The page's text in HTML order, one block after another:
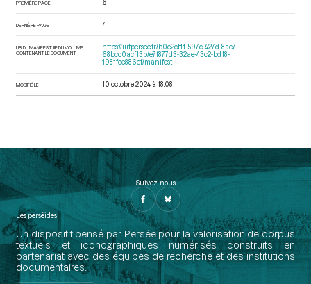
PREMIÈRE PAGE 6
DERNIÈRE PAGE 7
URI DU MANIFEST IIIF DU VOLUME
CONTENANT LE DOCUMENT
https://iiif.persee.fr/b0e2cf11-597c-427d-8ac7-
68bcc0acf13b/e7f877d3-32ae-43c2-bd18-
1981fce886ef/manifest
MODIFIÉ LE 10 octobre 2024 à 18:08
Suivez-nous
Les perséides
Un dispositif pensé par Persée pour la valorisation de corpus
textuels et iconographiques numérisés construits en
partenariat avec des équipes de recherche et des institutions
documentaires.